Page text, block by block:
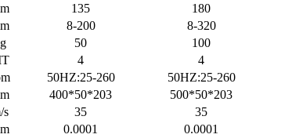
135
180
8-200
8-320
50
100
4
4
50HZ:25-260
50HZ:25-260
400*50*203
500*50*203
s 35
35
0.0001 0.0001